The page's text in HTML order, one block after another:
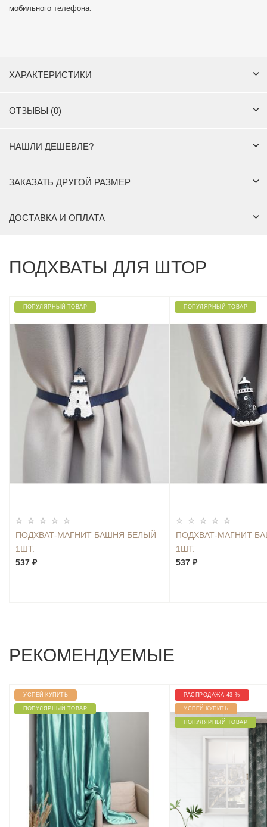
мобильного телефона.
ХАРАКТЕРИСТИКИ
ОТЗЫВЫ (0)
НАШЛИ ДЕШЕВЛЕ?
ЗАКАЗАТЬ ДРУГОЙ РАЗМЕР
ДОСТАВКА И ОПЛАТА
ПОДХВАТЫ ДЛЯ ШТОР
ПОПУЛЯРНЫЙ ТОВАР
ПОДХВАТ-МАГНИТ БАШНЯ БЕЛЫЙ
1ШТ.
537 ₽
ПОПУЛЯРНЫЙ ТОВАР
ПОДХВАТ-МАГНИТ
1ШТ.
537 ₽
РЕКОМЕНДУЕМЫЕ
УСПЕЙ КУПИТЬ
ПОПУЛЯРНЫЙ ТОВАР
РАСПРОДАЖА 43 %
УСПЕЙ КУПИТЬ
ПОПУЛЯРНЫЙ ТОВАР